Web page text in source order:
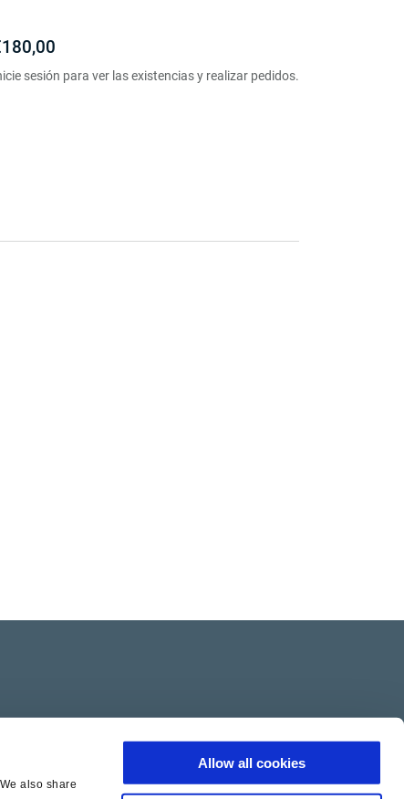
also share
Allow all cookies
sesión para ver las existencias y realizar pedidos.